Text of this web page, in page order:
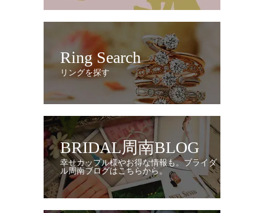
Ring Search
リングを探す
BRIDAL周南BLOG
幸せカップル様やお得な情報も。ブライダ
ル周南ブログはこちらから。